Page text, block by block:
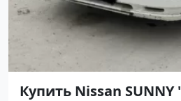
Купить Nissan